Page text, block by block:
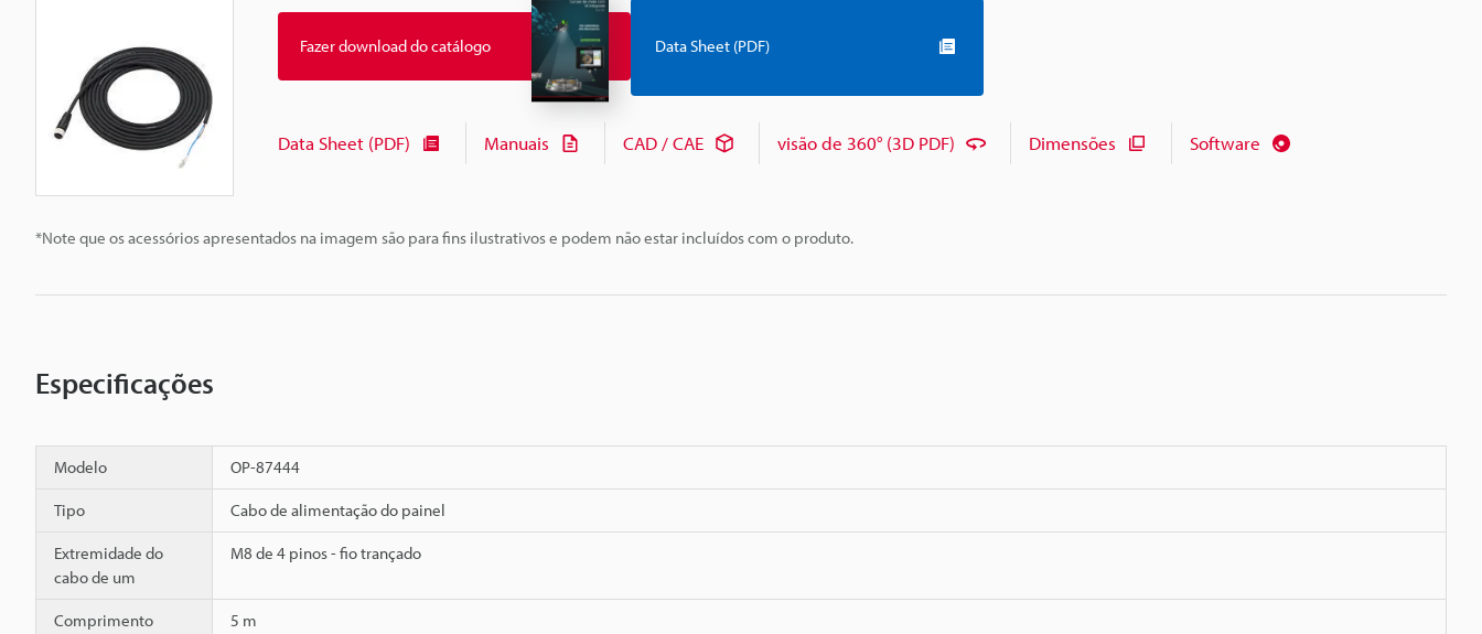
*Note que os acessórios apresentados na imagem são para fins ilustrativos e podem não estar incluídos com o produto.
Fazer download do catálogo Data Sheet (PDF)
Data Sheet (PDF) Manuais CAD / CAE visão de 360° (3D PDF) Dimensões Software
Especificações
Modelo OP-87444
Tipo Cabo de alimentação do painel
Extremidade do
cabo de um
M8 de 4 pinos - fio trançado
Comprimento 5 m